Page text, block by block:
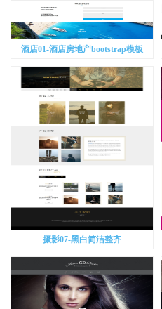
酒店01-酒店房地产bootstrap模板
摄影07-黑白简洁整齐